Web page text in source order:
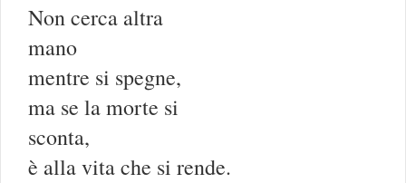
Non cerca altra
mano
mentre si spegne,
ma se la morte si
sconta,
è alla vita che si rende.